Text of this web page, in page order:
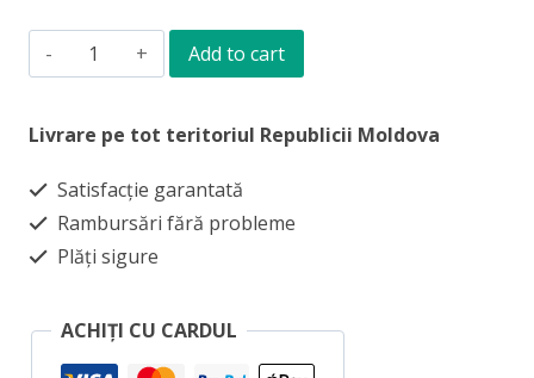
Cazan
gaz
AtmoTEC
Add to cart
Livrare pe tot teritoriul Republicii Moldova
Satisfacție garantată
Rambursări fără probleme
Plăți sigure
ACHIȚI CU CARDUL